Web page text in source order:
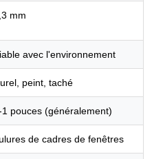
mm
avec l'environnement
peint, taché
pouces (généralement)
de cadres de fenêtres